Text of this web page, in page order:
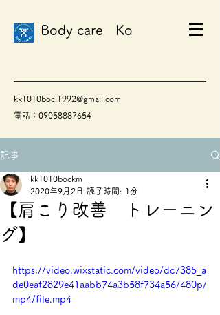
Body care Ko
kk1010boc.1992@gmail.com
電話：09058887654
記事
【肩こり改善 トレーニン
グ】
kk1010bockm
2020年9月2日 読了時間: 1分
https://video.wixstatic.com/video/dc7385_a
de0eaf2829e41aabb74a3b58f734a56/480p/
mp4/file.mp4